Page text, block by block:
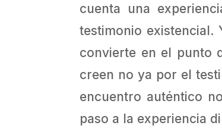
cuenta una
testimonio existencial.
convierte en el punto
creen no ya por el
encuentro auténtico
paso a la experiencia